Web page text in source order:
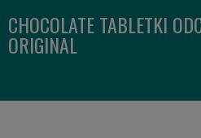
CHOCOLATE TABLETKI
ORIGINAL